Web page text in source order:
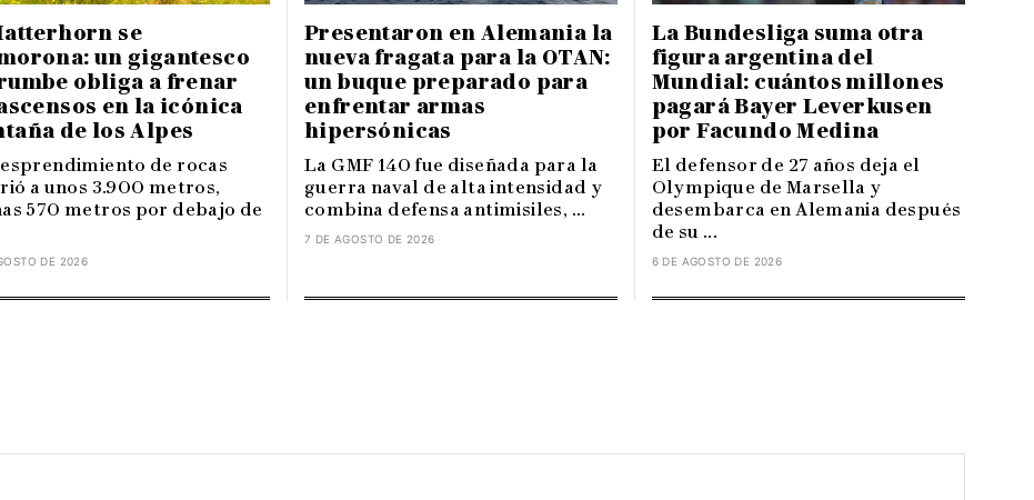
se
un gigantesco
obliga a frenar
en la icónica
de los Alpes
de rocas
a unos 3.900 metros,
570 metros por debajo de
DE 2026
Presentaron en Alemania la
nueva fragata para la OTAN:
un buque preparado para
enfrentar armas
hipersónicas
La GMF 140 fue diseñada para la
guerra naval de alta intensidad y
combina defensa antimisiles, ...
7 DE AGOSTO DE 2026
La Bundesliga suma otra
figura argentina del
Mundial: cuántos millones
pagará Bayer Leverkusen
por Facundo Medina
El defensor de 27 años deja el
Olympique de Marsella y
desembarca en Alemania después
de su ...
6 DE AGOSTO DE 2026